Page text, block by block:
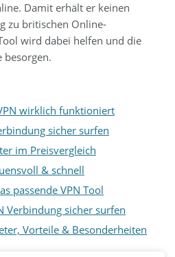
Damit erhält er keinen
zu britischen Online-
wird dabei helfen und die
besorgen.
wirklich funktioniert
sicher surfen
im Preisvergleich
& schnell
passende VPN Tool
Verbindung sicher surfen
Vorteile & Besonderheiten